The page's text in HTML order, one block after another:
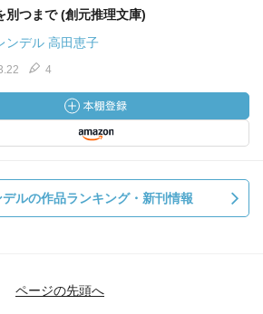
別つまで (創元推理文庫)
ンデル 高田恵子
4
ルの作品ランキング・新刊情報
ページの先頭へ